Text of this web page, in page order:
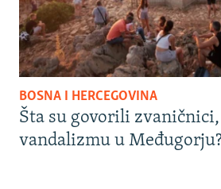
BOSNA I HERCEGOVINA
Šta su govorili zvaničnici,
vandalizmu u